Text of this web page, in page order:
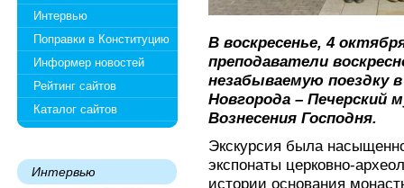
Интервью
Поправки в Конституцию
Информер новостей
Рейтинг сайтов
Каталог сайтов
Интервью
В воскресенье, 4
преподаватели
незабываемую поездку
Новгорода – Печерский
Вознесения Господня.
Экскурсия была
экспонаты церковно-
истории основания